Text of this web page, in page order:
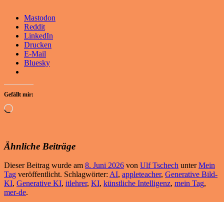
Mastodon
Reddit
LinkedIn
Drucken
E-Mail
Bluesky
Gefällt mir:
Wird
Ähnliche Beiträge
Dieser Beitrag wurde am 8. Juni 2026 von Ulf Tschech unterMein
Tag veröffentlicht. Schlagwörter: AI, appleteacher, Generative Bild-
KI, Generative KI, itlehrer, KI, künstliche Intelligenz, mein Tag,
mer-de.